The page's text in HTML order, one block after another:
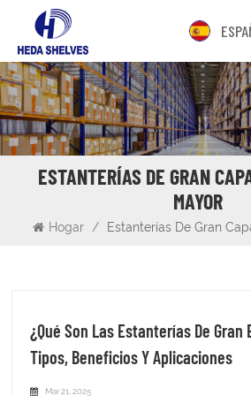
ESTANTERÍAS DE GRAN
MAYOR
Hogar / Estanterías De Gran
¿Qué Son Las Estanterías De Gran
Tipos, Beneficios Y Aplicaciones
Mar 21, 2025